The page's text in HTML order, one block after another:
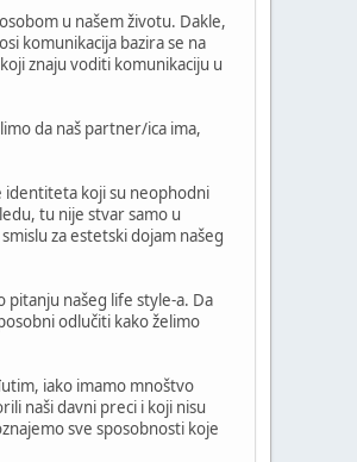
u našem životu. Dakle,
komunikacija bazira se na
znaju voditi komunikaciju u
da naš partner/ica ima,
identiteta koji su neophodni
tu nije stvar samo u
za estetski dojam našeg
pitanju našeg life style-a. Da
odlučiti kako želimo
iako imamo mnoštvo
naši davni preci i koji nisu
sve sposobnosti koje